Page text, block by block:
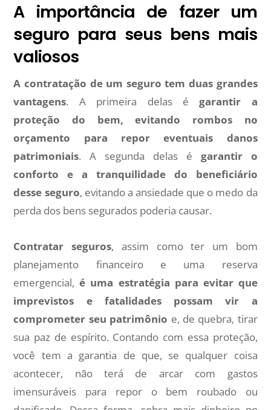
A importância de fazer um
seguro para seus bens mais
valiosos
A contratação de um seguro tem duas grandes
vantagens. A primeira delas égarantir a
proteção do bem, evitando rombos no
orçamento para repor eventuais danos
patrimoniais. A segunda delas é garantir o
conforto e a tranquilidade do beneficiário
desse seguro, evitando a ansiedade que o medo da
perda dos bens segurados poderia causar.
Contratar seguros, assim como ter um bom
planejamento financeiro e uma reserva
emergencial,é uma estratégia para evitar que
imprevistos e fatalidades possam vir a
comprometer seu patrimônio e, de quebra, tirar
sua paz de espírito. Contando com essa proteção,
você tem a garantia de que, se qualquer coisa
acontecer, não terá de arcar com gastos
imensuráveis para repor o bem roubado ou